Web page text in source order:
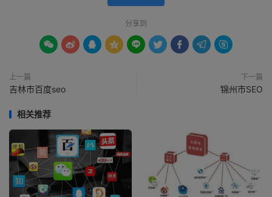
分享到
        
上一篇
吉林市百度seo
下一篇
锦州市SEO
相关推荐